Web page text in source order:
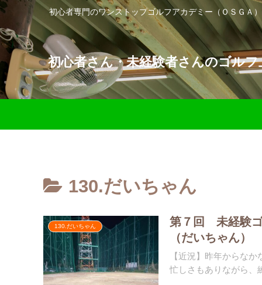
初心者専門のワンストップゴルフアカデミー（ＯＳＧＡ
初心者さん・未経験者さんのゴル
130.だいちゃん
130.だいちゃん
第７回 未経験
（だいちゃん）
【近況】昨年からな
忙しさもありながら、